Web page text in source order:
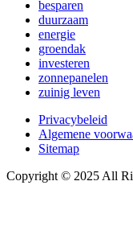
besparen
duurzaam
energie
groendak
investeren
zonnepanelen
zuinig leven
Privacybeleid
Algemene
Sitemap
Copyright © 2025 All